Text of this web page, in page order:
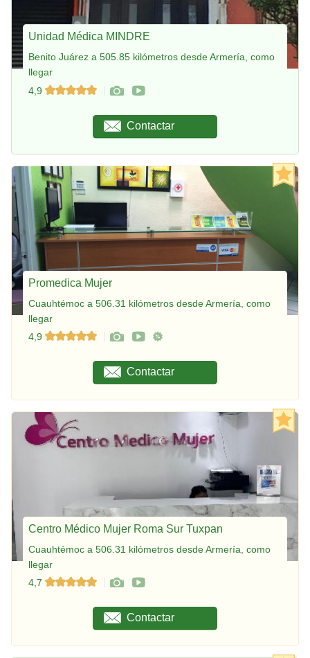
Unidad Médica MINDRE
Benito Juárez a 505.85 kilómetros desde Armería, como
llegar
4,9
Contactar
Promedica Mujer
Cuauhtémoc a 506.31 kilómetros desde Armería, como
llegar
4,9
Contactar
Centro Médico Mujer Roma Sur Tuxpan
Cuauhtémoc a 506.31 kilómetros desde Armería, como
llegar
4,7
Contactar